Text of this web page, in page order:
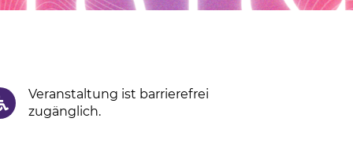
Veranstaltung ist barrierefrei
zugänglich.